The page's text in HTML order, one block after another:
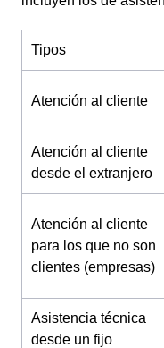
Tipos
Atención al cliente
Atención al cliente
desde el extranjero
Atención al cliente
para los que no son
clientes (empresas)
Asistencia técnica
desde un fijo